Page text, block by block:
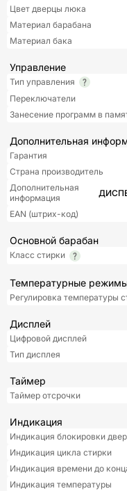
Цвет дверцы люка
Материал барабана
Материал бака
Управление
Тип управления
Переключатели
Занесение программ в
Дополнительная
Гарантия
Страна производитель
Дополнительная
информация
EAN (штрих-код)
Основной барабан
Класс стирки
Температурные
Регулировка температуры
Дисплей
Цифровой дисплей
Тип дисплея
Таймер
Таймер отсрочки
Индикация
Индикация блокировки
Индикация цикла стирки
Индикация времени до
Индикация температуры